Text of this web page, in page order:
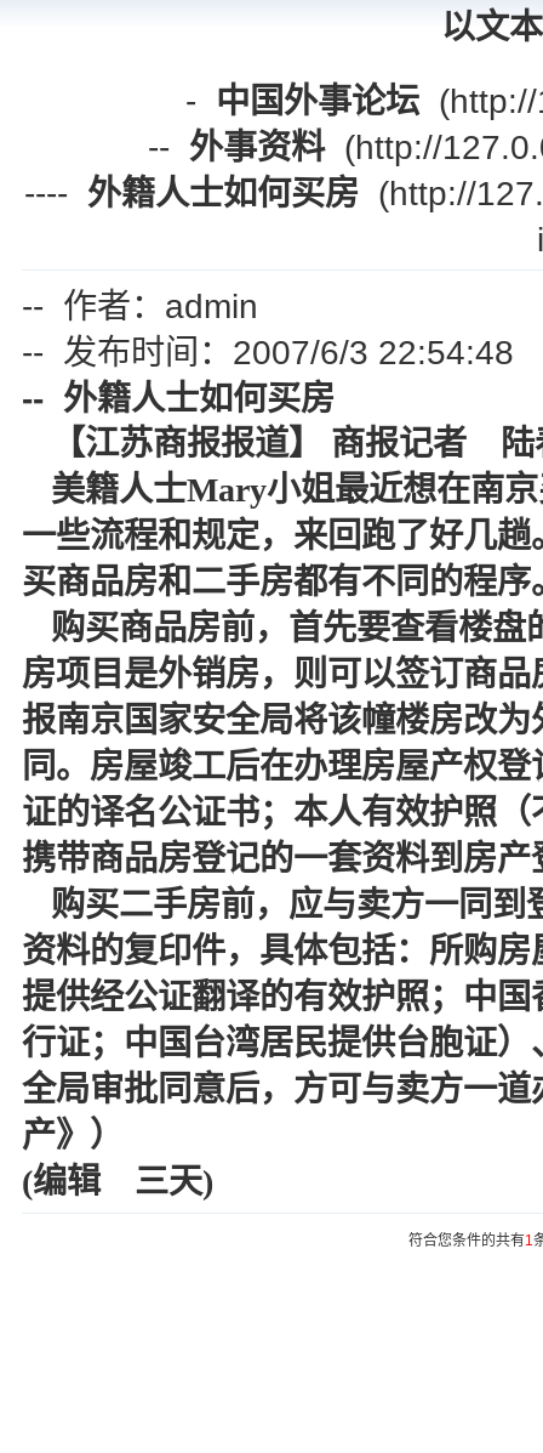
以文
- 中国外事论坛(http://
-- 外事资料(http://
---- 外籍人士如何买房 (http://
-- 作者：admin
-- 发布时间：2007/6/3 22:54:48
-- 外籍人士如何买房
【江苏商报报道】 商报记者
美籍人士Mary小姐最近想在南
一些流程和规定，来回跑了好几
买商品房和二手房都有不同的程序
购买商品房前，首先要查看楼
房项目是外销房，则可以签订商
报南京国家安全局将该幢楼房改
同。房屋竣工后在办理房屋产权
证的译名公证书；本人有效护照
携带商品房登记的一套资料到房
购买二手房前，应与卖方一同
资料的复印件，具体包括：所购
提供经公证翻译的有效护照；中
行证；中国台湾居民提供台胞证
全局审批同意后，方可与卖方一
产》）
(编辑 三天)
符合您条件的共有1